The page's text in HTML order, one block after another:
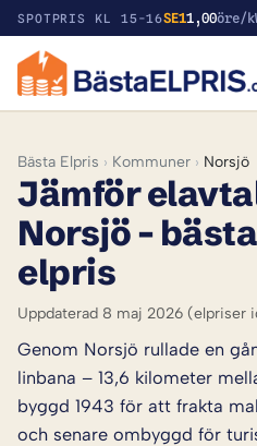
SPOTPRIS KL 15-16SE11,00öre/
Bästa Elpris › Kommuner › Norsjö
Jämför
Norsjö –
elpris
Uppdaterad 8 maj 2026 (elpriser
Genom Norsjö rullade en
linbana – 13,6 kilometer
byggd 1943 för att frakta
och senare ombyggd för